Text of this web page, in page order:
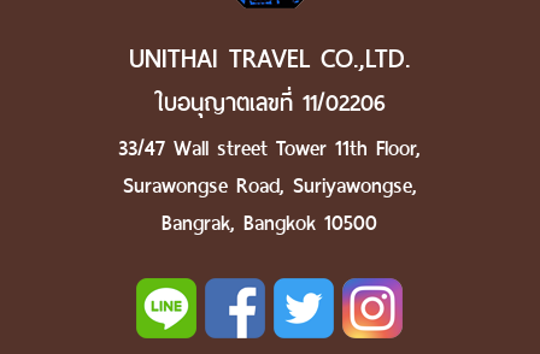
UNITHAI TRAVEL CO.,LTD.
ใบอนุญาตเลขที่ 11/02206
33/47 Wall street Tower 11th Floor,
Surawongse Road, Suriyawongse,
Bangrak, Bangkok 10500